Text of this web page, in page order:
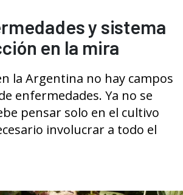
y sistema
en la mira
la Argentina no hay campos
enfermedades. Ya no se
pensar solo en el cultivo
involucrar a todo el